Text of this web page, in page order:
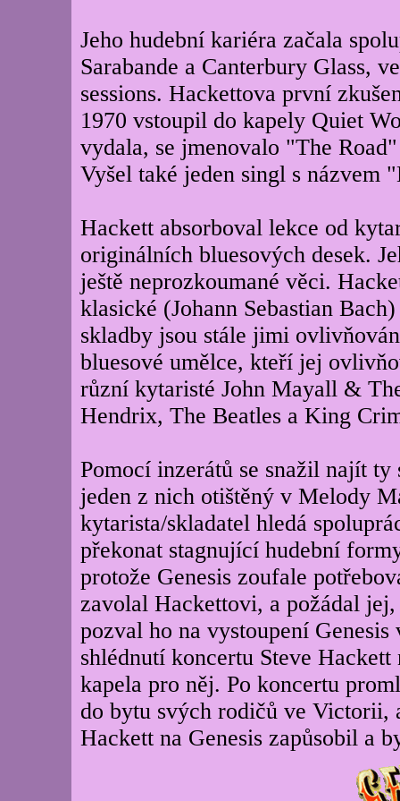
Jeho hudební kariéra začala
Sarabande a Canterbury Glass,
sessions. Hackettova první
1970 vstoupil do kapely Quiet
vydala, se jmenovalo "The
Vyšel také jeden singl s názvem
Hackett absorboval lekce od
originálních bluesových desek.
ještě neprozkoumané věci.
klasické (Johann Sebastian
skladby jsou stále jimi
bluesové umělce, kteří jej
různí kytaristé John Mayall &
Hendrix, The Beatles a King
Pomocí inzerátů se snažil najít
jeden z nich otištěný v Melody
kytarista/skladatel hledá
překonat stagnující hudební
protože Genesis zoufale
zavolal Hackettovi, a požádal
pozval ho na vystoupení
shlédnutí koncertu Steve
kapela pro něj. Po koncertu
do bytu svých rodičů ve Victorii,
Hackett na Genesis zapůsobil a